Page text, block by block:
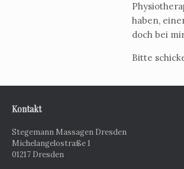
haben,
doch bei
Bitte
Kontakt
Stegemann Massagen Dresden
Michelangelostraße 1
01217 Dresden